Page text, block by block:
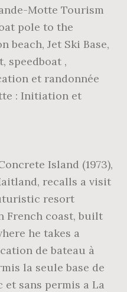
Motte Tourism
pole to the
beach, Jet Ski Base,
speedboat ,
et randonnée
: Initiation et
Island (1973),
recalls a visit
resort
French coast, built
he takes a
de bateau à
la seule base de
et sans permis a La